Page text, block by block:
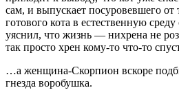
сам, и выпускает посуровевшего от
готового кота в естественную
уяснил, что жизнь — нихрена не
так просто хрен кому-то что-то
…а женщина-Скорпион вскоре
гнезда воробушка.